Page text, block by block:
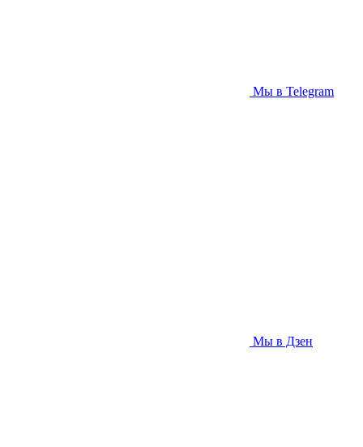
Мы в Telegram
Мы в Дзен